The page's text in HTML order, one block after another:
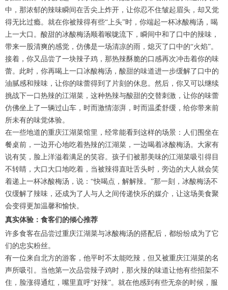
中，那浓郁的辣味瞬间在舌尖上炸开，让你忍不住皱起眉头，却又觉
得无比过瘾。就在你被辣得有些“上头”时，你端起一杯冰酸梅汤，喝
上一大口。酸甜的冰酸梅汤顺着喉咙流下，瞬间中和了口中的辣味，
带来一股清爽的感觉，仿佛是一场清凉的雨，熄灭了口中的“火焰”。
接着，你又品尝了一块辣子鸡，那热辣酥脆的口感再次冲击着你的味
蕾。此时，你再喝上一口冰酸梅汤，酸甜的味道进一步缓解了口中的
油腻感和辣味，让你的味蕾得到了片刻的休息。然后，你又可以继续
挑战下一口热辣的江湖菜，这种热辣与酸甜的交替刺激，让你的味蕾
仿佛坐上了一辆过山车，时而激情澎湃，时而温柔舒缓，给你带来前
所未有的味觉体验。
在一些地道的重庆江湖菜馆里，经常能看到这样的场景：人们围坐在
餐桌前，一边开心地吃着热辣的江湖菜，一边喝着冰酸梅汤。大家有
说有笑，脸上洋溢着满足的笑容。孩子们被那美味的江湖菜吸引得目
不转睛，大口大口地吃着，当被辣得直吐舌头时，旁边的大人就会笑
着递上一杯冰酸梅汤，说：“快喝点，解解辣。”那一刻，冰酸梅汤不
仅缓解了辣味，还成为了人与人之间传递快乐的媒介，让这场美食聚
会变得更加温馨和愉快。
真实体验：食客们的倾心推荐
许多食客在品尝过重庆江湖菜与冰酸梅汤的搭配后，都纷纷成为了它
们的忠实粉丝。
有一位来自北方的游客，他平时不太能吃辣，但又被重庆江湖菜的名
声所吸引。当他第一次品尝辣子鸡时，那火辣的味道让他有些招架不
住，脸涨得通红，嘴里直呼“好辣”。就在他感到有些无奈的时候，服